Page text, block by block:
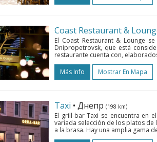
Coast Restaurant &
El Coast Restaurant & Lounge
Dnipropetrovsk, que está
restaurante cuenta con,
Más Info
Mostrar En Mapa
Taxi • Днепр (198 km)
El grill-bar Taxi se encuentra en
variada selección de los platos de
a la brasa. Hay una amplia gama